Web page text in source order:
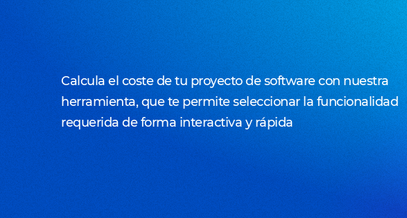
Calcula el coste de tu proyecto de software con nuestra
herramienta, que te permite seleccionar la funcionalidad
requerida de forma interactiva y rápida